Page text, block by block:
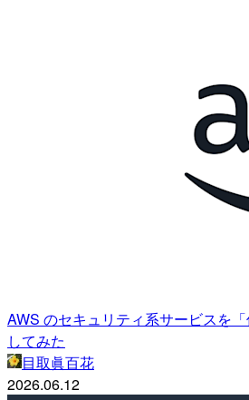
AWS のセキュリティ系サービスを
してみた
目取眞百花
2026.06.12